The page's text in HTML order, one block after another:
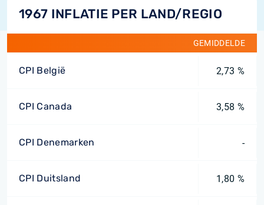
1967 INFLATIE PER LAND/REGIO
GEMIDDELDE
CPI België 2,73 %
CPI Canada 3,58 %
CPI Denemarken -
CPI Duitsland 1,80 %